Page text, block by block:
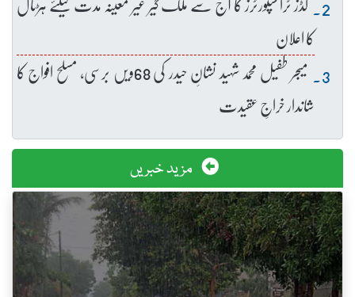
کا اعلان
میجر طفیل محمد شہید نشانِ حیدر کی 68ویں برسی، مسلح افواج کا
شاندار خراجِ عقیدت
مزید خبریں